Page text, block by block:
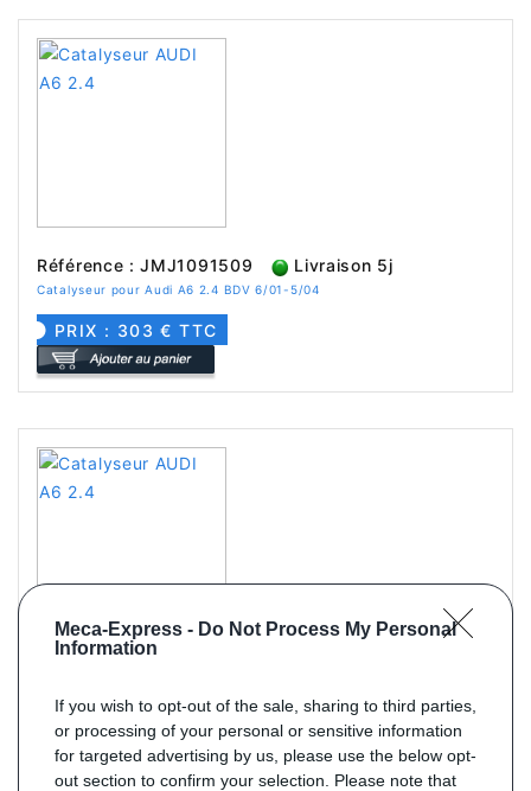
Meca-Express - Do Not Process My Personal
Information
If you wish to opt-out of the sale, sharing to third parties,
or processing of your personal or sensitive information
for targeted advertising by us, please use the below opt-
out section to confirm your selection. Please note that
Référence : JMJ1091509 Livraison 5j
Catalyseur pour Audi A6 2.4 BDV 6/01-5/04
PRIX : 303 € TTC
Catalyseur pour Audi A6 Quattro 2.4 BDV 6/01-5/04
PRIX : 303 € TTC